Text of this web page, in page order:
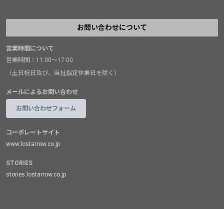
お問い合わせについて
営業時間について
営業時間：11:00～17:00
（土日祝日及び、当社指定休業日を除く）
メールによるお問い合わせ
お問い合わせフォーム
コーポレートサイト
www.lostarrow.co.jp
STORIES
stories.lostarrow.co.jp